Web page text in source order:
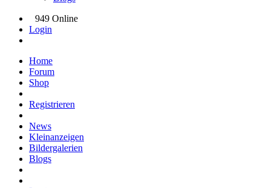
949 Online
Login
Home
Forum
Shop
Registrieren
News
Kleinanzeigen
Bildergalerien
Blogs